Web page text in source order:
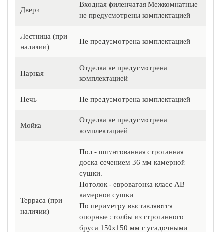
Двери
Входная филенчатая.Межкомнатные
не предусмотрены комплектацией
Лестница (при
наличии)
Не предусмотрена комплектацией
Парная
Отделка не предусмотрена
комплектацией
Печь Не предусмотрена комплектацией
Мойка
Отделка не предусмотрена
комплектацией
Терраса (при
наличии)
Пол - шпунтованная строганная
доска сечением 36 мм камерной
сушки.
Потолок - евровагонка класс АВ
камерной сушки
По периметру выставляются
опорные столбы из строганного
бруса 150х150 мм с усадочными